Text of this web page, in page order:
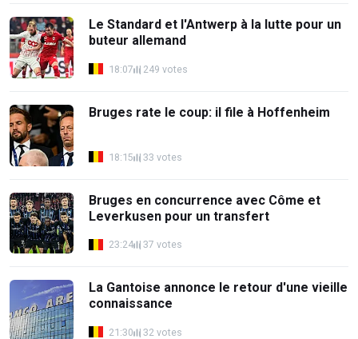
Le Standard et l'Antwerp à la lutte pour un
buteur allemand
18:07 249 votes
Bruges rate le coup: il file à Hoffenheim
18:15 33 votes
Bruges en concurrence avec Côme et
Leverkusen pour un transfert
23:24 37 votes
La Gantoise annonce le retour d'une vieille
connaissance
21:30 32 votes